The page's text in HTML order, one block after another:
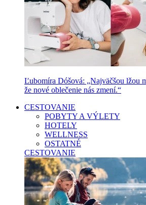
Ľubomíra Dóšová: „Najväčšou lžou
že nové oblečenie nás zmení.“
CESTOVANIE
POBYTY A VÝLETY
HOTELY
WELLNESS
OSTATNÉ
CESTOVANIE